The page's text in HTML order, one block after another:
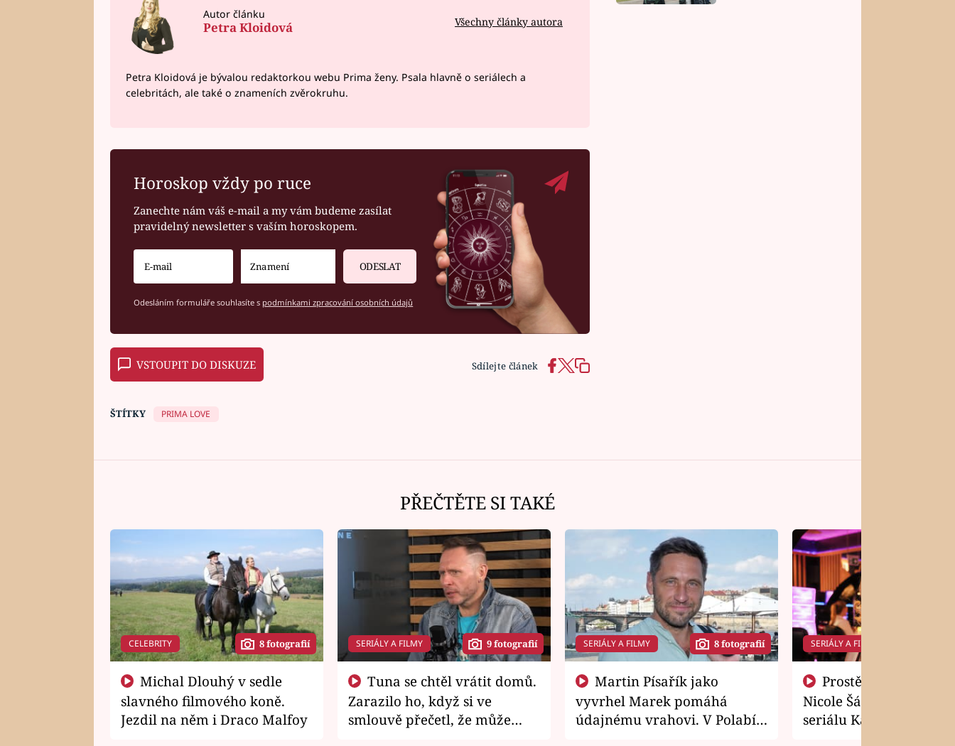
Autor článku
Petra Kloidová Všechny články autora
Petra Kloidová je bývalou redaktorkou webu Prima ženy. Psala hlavně o seriálech a
celebritách, ale také o znameních zvěrokruhu.
Horoskop vždy po ruce
Zanechte nám váš e-mail a my vám budeme zasílat
pravidelný newsletter s vaším horoskopem.
ODESLAT
Odesláním formuláře souhlasíte s podmínkami zpracování osobních údajů
VSTOUPIT DO DISKUZE Sdílejte článek
ŠTÍTKY PRIMA LOVE
PŘEČTĚTE SI TAKÉ
CELEBRITY 8 fotografií
slavného filmového koně.
Jezdil na něm i Draco Malfoy
SERIÁLY A FILMY 9 fotografií
Zarazilo ho, když si ve
smlouvě přečetl, že může
SERIÁLY A FILMY 8 fotografií
vyvrhel Marek pomáhá
údajnému vrahovi. V Polabí
SERIÁLY A FILMY
Nicole Šáchová získala
seriálu Kamarádi